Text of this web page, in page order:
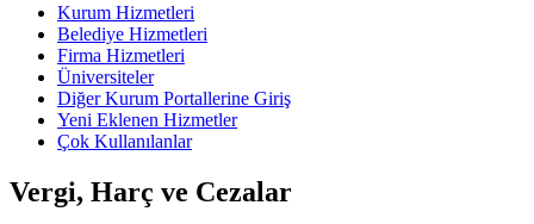
Kurum Hizmetleri
Belediye Hizmetleri
Firma Hizmetleri
Üniversiteler
Diğer Kurum Portallerine Giriş
Yeni Eklenen Hizmetler
Çok Kullanılanlar
Vergi, Harç ve Cezalar